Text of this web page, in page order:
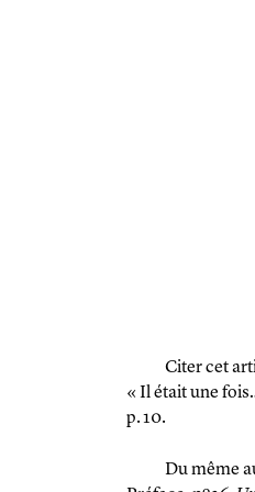
Citer cet
« Il était une
p. 10.
Du même